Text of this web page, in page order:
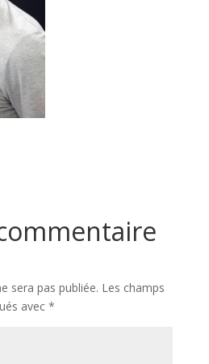
sera pas publiée. Les champs
avec *